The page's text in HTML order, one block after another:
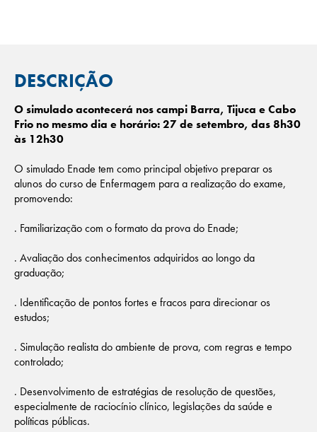
DESCRIÇÃO
O simulado acontecerá nos campi Barra, Tijuca e Cabo
Frio no mesmo dia e horário: 27 de setembro, das 8h30
às 12h30
O simulado Enade tem como principal objetivo preparar os
alunos do curso de Enfermagem para a realização do exame,
promovendo:
. Familiarização com o formato da prova do Enade;
. Avaliação dos conhecimentos adquiridos ao longo da
graduação;
. Identificação de pontos fortes e fracos para direcionar os
estudos;
. Simulação realista do ambiente de prova, com regras e tempo
controlado;
. Desenvolvimento de estratégias de resolução de questões,
especialmente de raciocínio clínico, legislações da saúde e
políticas públicas.